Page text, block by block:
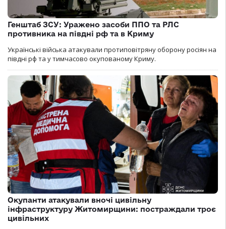
Генштаб ЗСУ: Уражено засоби ППО та РЛС
противника на півдні рф та в Криму
Українські війська атакували протиповітряну оборону росіян на
півдні рф та у тимчасово окупованому Криму.
Окупанти атакували вночі цивільну
інфраструктуру Житомирщини: постраждали троє
цивільних